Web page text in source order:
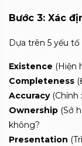
Bước 3: Xác
Dựa trên 5 yếu tố
Existence (Hiện
Completeness
Accuracy(Chính
Ownership (Sở
không?
Presentation